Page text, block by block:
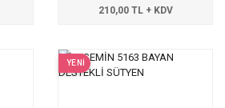
210,00 TL + KDV
YENİ